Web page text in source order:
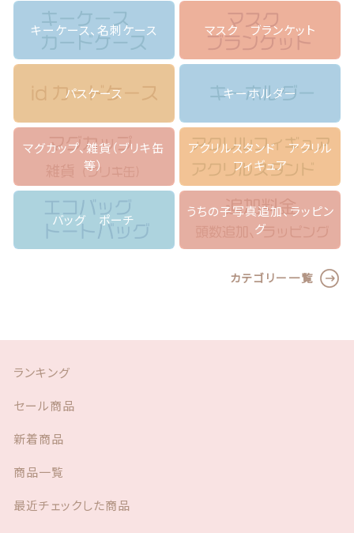
ー
ス
し
i
o
r
i
個
キーケース、名刺ケース マスク ブランケット
パスケース キーホルダー
マグカップ、雑貨（ブリキ缶
等）
アクリルスタンド アクリル
フィギュア
バッグ ポーチ
うちの子写真追加、ラッピン
グ
カテゴリー一覧
ランキング
セール商品
新着商品
商品一覧
最近チェックした商品